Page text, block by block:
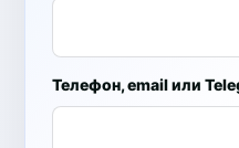
Телефон, email или